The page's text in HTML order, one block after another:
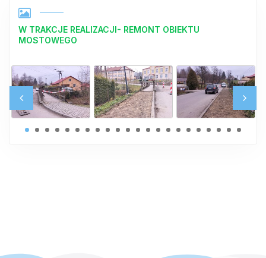
W TRAKCJE REALIZACJI- REMONT OBIEKTU
MOSTOWEGO